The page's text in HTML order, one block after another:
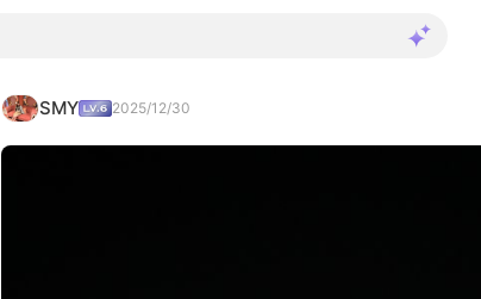
SMY 2025/12/30